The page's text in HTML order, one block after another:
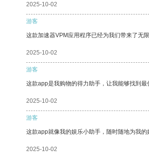
2025-10-02
游客
这款加速器VPM应用程序已经为我们带来了无
2025-10-02
游客
这款app是我购物的得力助手，让我能够找到最
2025-10-02
游客
这款app就像我的娱乐小助手，随时随地为我的
2025-10-02